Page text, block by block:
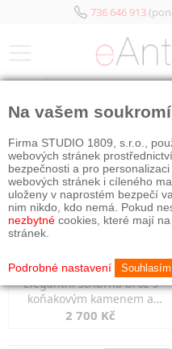
736 646 913
Elegantní stříbrná brož s
koňakovým kamenem a
markazity
2 700 Kč
Na vašem
Firma STUDIO 1809, s.r.o.,
webových stránek
bezpečnosti a pro
webových stránek i cíleného
uloženy v naprostém bezpečí
nim nikdo, kdo nemá. Pokud
nezbytné cookies, které mají
stránek.
Podrobné nastavení Souhlasím